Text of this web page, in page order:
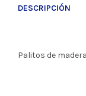
DESCRIPCIÓN
Palitos de